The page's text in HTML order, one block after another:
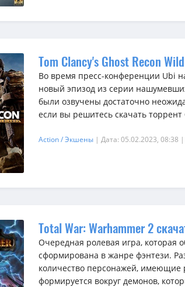
Tom Clancy's Ghost Recon
Во время пресс-конференции Ubi
новый эпизод из серии
были озвучены достаточно
если вы решитесь скачать торрент
Action / Экшены | Дата: 05.02.2023, 08:38
Total War: Warhammer 2
Очередная ролевая игра, которая
сформирована в жанре фэнтези.
количество персонажей, имеющие
формируется вокруг демонов,